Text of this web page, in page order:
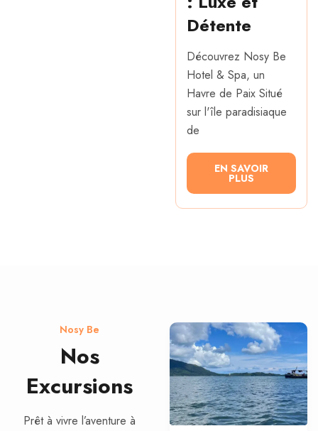
Détente
Découvrez Nosy Be
Hotel & Spa, un
Havre de Paix Situé
sur l'île paradisiaque
de
EN SAVOIR
PLUS
Nosy Be
Nos
Excursions
Prêt à vivre l’aventure à